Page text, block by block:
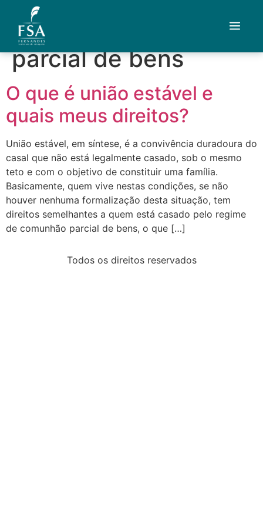
Quem Somos
Áreas de Atuação
Credenciais
Contato
Fale com um advogado
Tag:
parcial de bens
O que é união estável e
quais meus direitos?
União estável, em síntese, é a convivência duradoura do
casal que não está legalmente casado, sob o mesmo
teto e com o objetivo de constituir uma família.
Basicamente, quem vive nestas condições, se não
houver nenhuma formalização desta situação, tem
direitos semelhantes a quem está casado pelo regime
de comunhão parcial de bens, o que […]
Todos os direitos reservados